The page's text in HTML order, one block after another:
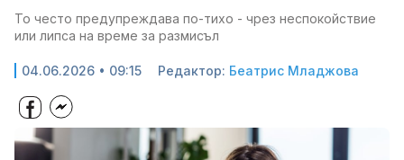
То често предупреждава по-тихо - чрез неспокойствие
или липса на време за размисъл
04.06.2026 • 09:15 Редактор: Беатрис Младжова